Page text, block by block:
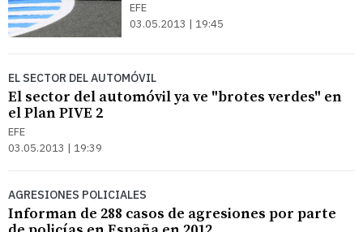
EFE
03.05.2013 | 19:45
EL SECTOR DEL AUTOMÓVIL
El sector del automóvil ya ve "brotes verdes" en
el Plan PIVE 2
EFE
03.05.2013 | 19:39
AGRESIONES POLICIALES
Informan de 288 casos de agresiones por parte